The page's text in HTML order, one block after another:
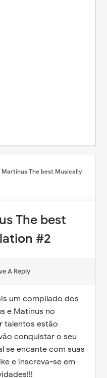
Martinus The best Musically
The best
#2
A Reply
um compilado dos
e Matinus no
talentos estão
conquistar o seu
se encante com suas
e inscreva-se em